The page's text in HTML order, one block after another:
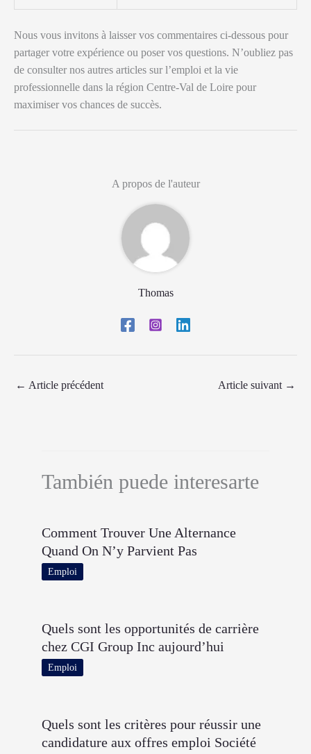
Nous vous invitons à laisser vos commentaires ci-dessous pour
partager votre expérience ou poser vos questions. N’oubliez pas
de consulter nos autres articles sur l’emploi et la vie
professionnelle dans la région Centre-Val de Loire pour
maximiser vos chances de succès.
A propos de l'auteur
Thomas
← Article précédent Article suivant →
También puede interesarte
Comment Trouver Une Alternance
Quand On N’y Parvient Pas
Emploi
Quels sont les opportunités de carrière
chez CGI Group Inc aujourd’hui
Emploi
Quels sont les critères pour réussir une
candidature aux offres emploi Société